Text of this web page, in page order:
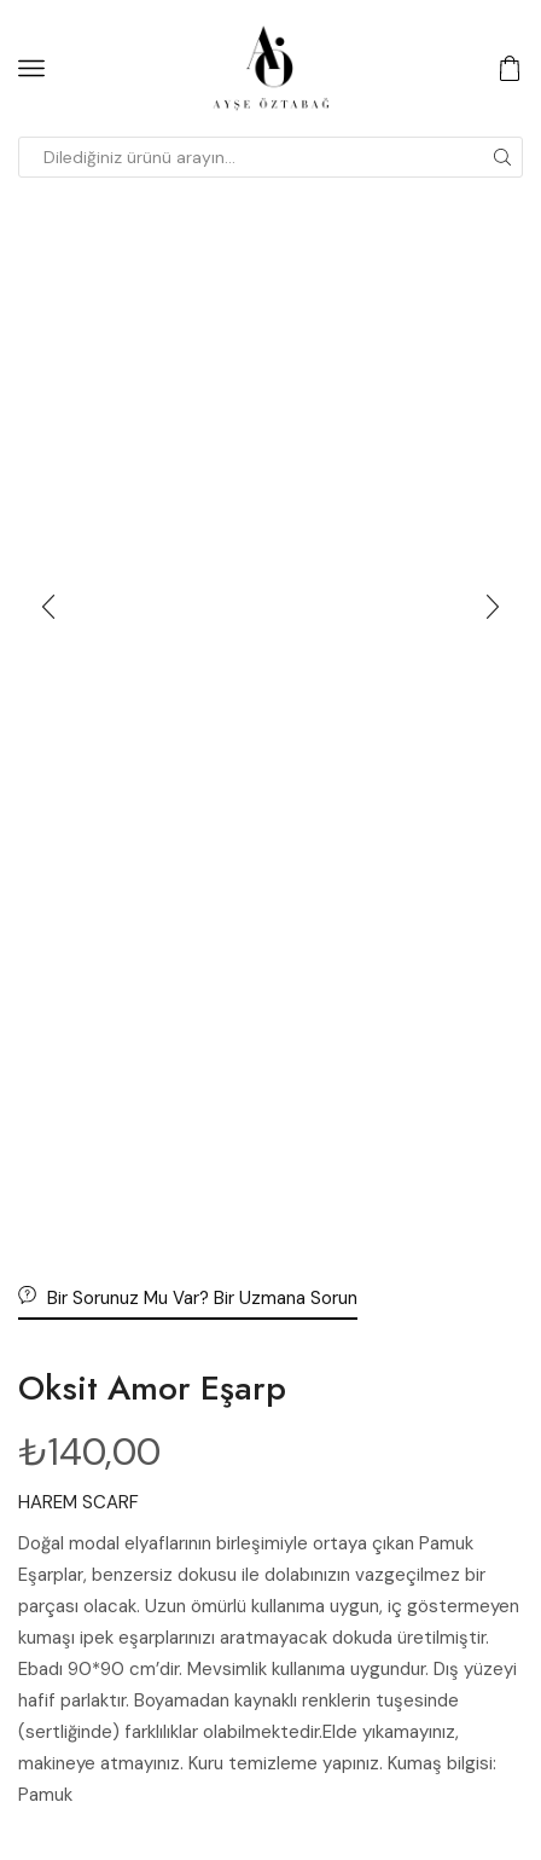
Bir Sorunuz Mu Var? Bir Uzmana Sorun
Oksit Amor Eşarp
₺140,00
HAREM SCARF
Doğal modal elyaflarının birleşimiyle ortaya çıkan Pamuk
Eşarplar, benzersiz dokusu ile dolabınızın vazgeçilmez bir
parçası olacak. Uzun ömürlü kullanıma uygun, iç göstermeyen
kumaşı ipek eşarplarınızı aratmayacak dokuda üretilmiştir.
Ebadı 90*90 cm’dir. Mevsimlik kullanıma uygundur. Dış yüzeyi
hafif parlaktır. Boyamadan kaynaklı renklerin tuşesinde
(sertliğinde) farklılıklar olabilmektedir.Elde yıkamayınız,
makineye atmayınız. Kuru temizleme yapınız. Kumaş bilgisi:
Pamuk